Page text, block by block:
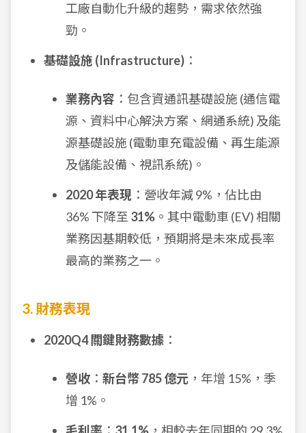
工廠自動化升級的趨勢，需求依然強
勁。
基礎設施 (Infrastructure) ：
業務內容 ：包含資通訊基礎設施 (通信電
源、資料中心解決方案、網通系統) 及能
源基礎設施 (電動車充電設備、再生能源
及儲能設備、視訊系統)。
2020 年表現 ：營收年減 9%，佔比由
36% 下降至 31% 。其中電動車 (EV) 相關
業務因基期較低，預期將是未來成長率
最高的業務之一。
3. 財務表現
2020Q4 關鍵財務數據 ：
營收 ： 新台幣 785 億元 ，年增 15%，季
增 1%。